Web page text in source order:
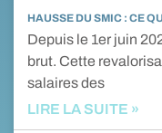
HAUSSE DU SMIC : CE
Depuis le 1er juin
brut. Cette
salaires des
LIRE LA SUITE »